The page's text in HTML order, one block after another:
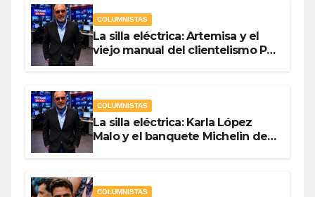
COLUMNISTAS
La silla eléctrica: Artemisa y el
viejo manual del clientelismo Por
COLUMNISTAS
La silla eléctrica: Karla López
Malo y el banquete Michelin del
COLUMNISTAS